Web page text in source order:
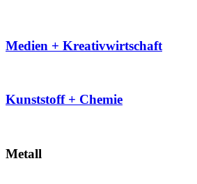
Medien + Kreativwirtschaft
Kunststoff + Chemie
Metall